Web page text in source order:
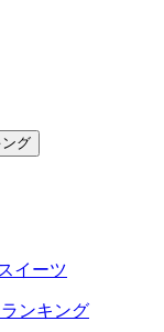
グ
イーツ
ンキング